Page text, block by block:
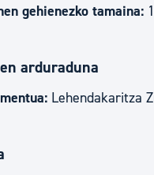
gehienezko tamaina:
arduraduna
Lehendakaritza